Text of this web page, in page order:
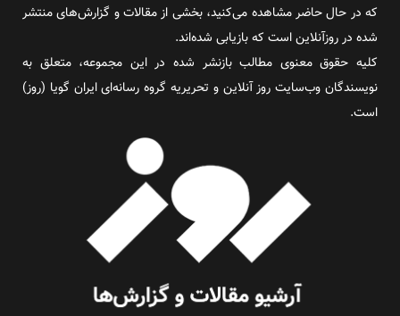
که در حال حاضر مشاهده می‌کنید، بخشی از مقالات و گزارش‌های منتشر
شده در روزآنلاین است که بازیابی شده‌اند.
کلیه حقوق معنوی مطالب بازنشر شده در این مجموعه، متعلق به
نویسندگان وب‌سایت روز آنلاین و تحریریه گروه رسانه‌ای ایران گویا (روز)
است.